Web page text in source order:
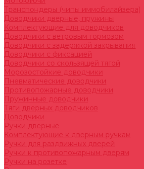
Транспондеры (чипы иммобилайзера)
Доводчики дверные, пружины
Комплектующие для доводчиков
Доводчики с ветровым тормозом
Доводчики с задержкой закрывания
Доводчики с фиксацией
Доводчики со скользящей тягой
Морозостойкие доводчики
Пневматические доводчики
Противопожарные доводчики
Пружинные доводчики
Тяги дверных доводчиков
Доводчики
Ручки дверные
Комплектующие к дверным ручкам
Ручки для раздвижных дверей
Ручки к противопожарным дверям
Ручки на розетке